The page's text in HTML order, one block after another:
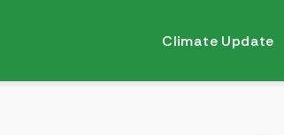
Climate Update